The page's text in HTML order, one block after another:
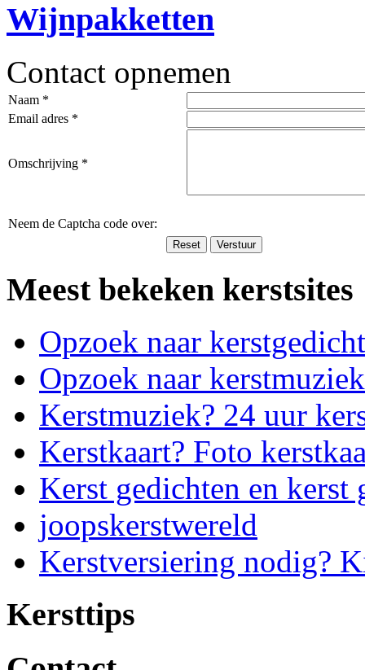
Wijnpakketten
Contact opnemen
Naam *
Email adres *
Omschrijving *
Neem de Captcha code over:
Meest bekeken kerstsites
Opzoek naar
Opzoek naar
Kerstmuziek? 24 uur
Kerstkaart? Foto
Kerst gedichten en kerst
joopskerstwereld
Kerstversiering nodig?
Kersttips